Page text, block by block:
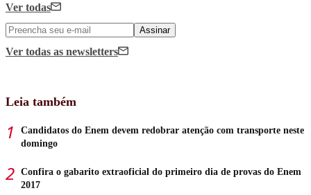
Ver todas
Assinar
Ver todas as newsletters
Leia também
Candidatos do Enem devem redobrar atenção com transporte neste
domingo
Confira o gabarito extraoficial do primeiro dia de provas do Enem
2017